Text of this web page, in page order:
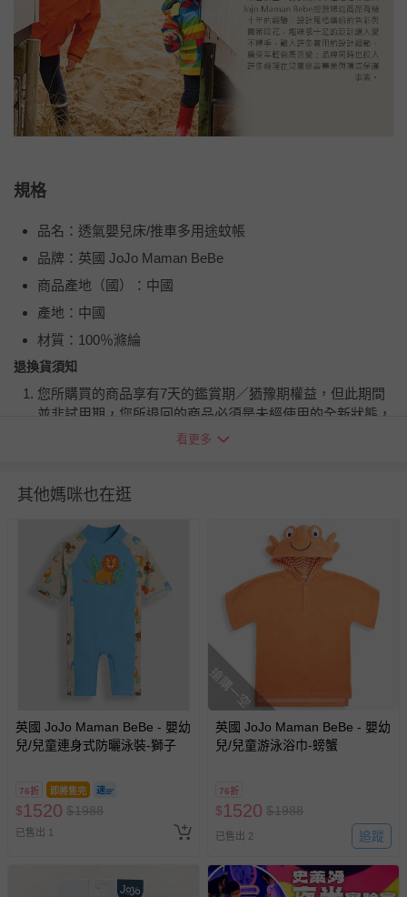
規格
品名：透氣嬰兒床/推車多用途蚊帳
品牌：英國 JoJo Maman BeBe
商品產地（國）：中國
產地：中國
材質：100％滌綸
退換貨須知
您所購買的商品享有7天的鑑賞期／猶豫期權益，但此期間
並非試用期，您所退回的商品必須是未經使用的全新狀態，
包含完整包裝、配件、說明文件及贈品等。
瑕疵退換貨所產生的運費，將由媽咪愛負責處理，若非瑕疵
並點選『我要退貨』即可進行申請。若有相關退貨問題，請
至媽咪愛 LINE@客服ID: @mamilove
我們將依序為您處理
與服務，謝謝。
針對滿件折/滿額贈…等活動，如因部份退貨，而該訂單保
留商品未達活動門檻，將以原價計算，活動贈品亦需一併退
部分商品依據消費者保護法的規定，不適用七天鑑賞期/猶
豫期範圍：
易於腐敗、保存期限較短或解約時即將逾期（例如生鮮
客製化商品（例如客製生日書、姓名貼等）。
報紙、期刊或雜誌（惟書籍如經拆封、使用，則酌收整
經消費者拆封之影音商品或電腦軟體（例如 DVD、CD
看更多
其他媽咪也在逛
英國 JoJo Maman BeBe - 嬰幼
兒/兒童連身式防曬泳裝-獅子
76折 即將售完
$1520 $1988
已售出 1
搶購一空
英國 JoJo Maman BeBe - 嬰幼
兒/兒童游泳浴巾-螃蟹
76折
$1520 $1988
已售出 2 追蹤